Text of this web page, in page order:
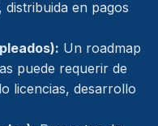
en pagos
Un roadmap
puede requerir de
licencias, desarrollo